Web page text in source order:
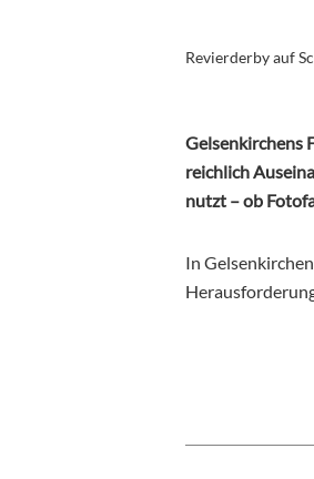
Revierderby auf
Gelsenkirchens
reichlich
nutzt – ob
In